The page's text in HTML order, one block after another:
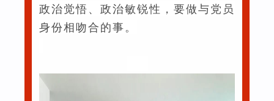
政治觉悟、政治敏锐性，要做与党员
身份相吻合的事。